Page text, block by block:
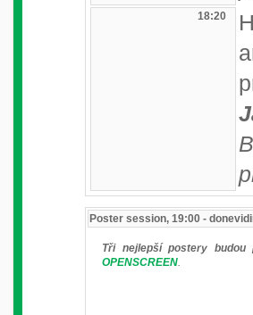
18:20
Poster session, 19:00 -
Tři nejlepší postery budou
OPENSCREEN.